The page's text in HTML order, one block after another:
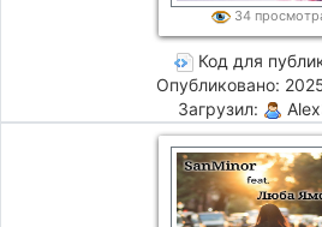
34
Код для
Опубликовано:
Загрузил: